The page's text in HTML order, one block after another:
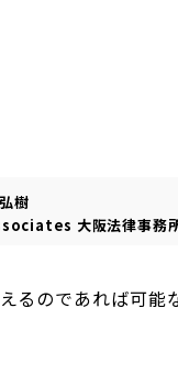
樹
大阪法律事務
るのであれば可